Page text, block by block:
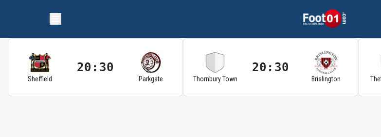
Sheffield
20:30
Parkgate Thornbury Town
20:30
Brislington